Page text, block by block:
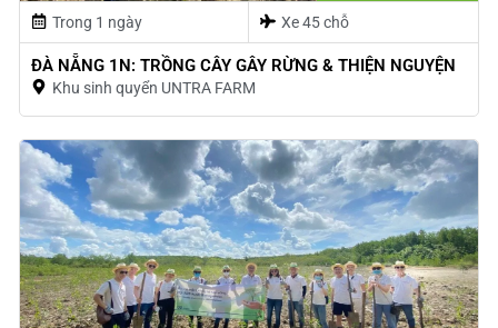
Trong 1 ngày Xe 45 chỗ
ĐÀ NẴNG 1N: TRỒNG CÂY GÂY RỪNG & THIỆN NGUYỆN
Khu sinh quyển UNTRA FARM